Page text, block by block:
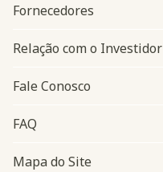
Fornecedores
Relação com o Investidor
Fale Conosco
FAQ
Mapa do Site